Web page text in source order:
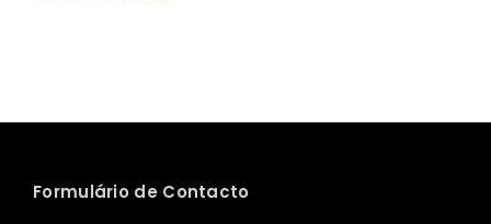
Formulário de Contacto